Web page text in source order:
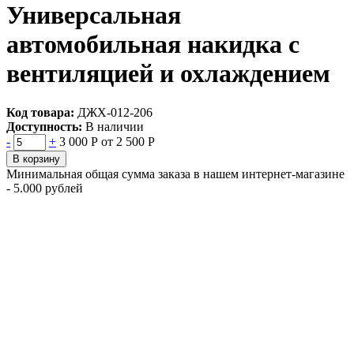
Универсальная
автомобильная накидка с
вентиляцией и охлаждением
Код товара: ДЖХ-012-206
Доступность: В наличии
-
+ 3 000 Р от 2 500 Р
В корзину
Минимальная общая сумма заказа в нашем интернет-магазине
- 5.000 рублей